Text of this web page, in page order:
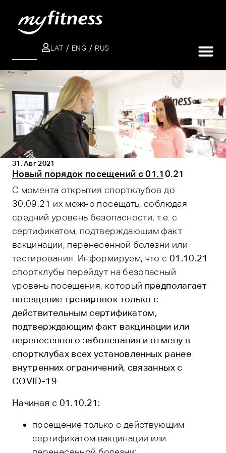
LAT ENG RUS
Новый порядок посещений с 01.10.21
31. Авг 2021
С момента открытия спортклубов до
30.09.21 их можно посещать, соблюдая
средний уровень безопасности, т.е. с
сертификатом, подтверждающим факт
вакцинации, перенесенной болезни или
тестирования. Информируем, что с 01.10.21
спортклубы перейдут на безопасный
уровень посещения, который предполагает
посещение тренировок только с
действительным сертификатом,
подтверждающим факт вакцинации или
перенесенного заболевания и отмену в
спортклубах всех установленных ранее
внутренних ограничений, связанных с
COVID-19
Начиная с 01.10.21:
посещение только с действующим
сертификатом вакцинации или